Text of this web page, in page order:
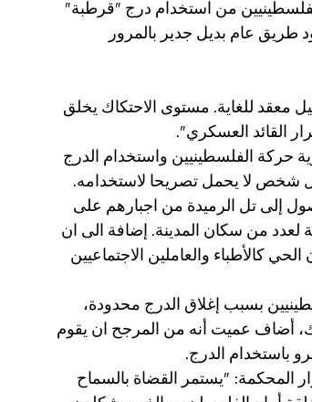
من استخدام درج "قرطبة"
طريق عام بديل جدير بالمرور
معقد للغاية. مستوى الاحتكاك يخلق
القائد العسكري".
حركة الفلسطينيين واستخدام الدرج
شخص لا يحمل تصريحا لاستخدامه.
إلى تل الرميدة من اجبارهم على
من سكان المدينة. إضافة الى ان
كالأطباء والعاملين الاجتماعيين
بسبب إغلاق الدرج محدودة،
أضاف عميت أنه من المرجح ان يقوم
باستخدام الدرج.
المحكمة: "يستمر القضاة بالسماح